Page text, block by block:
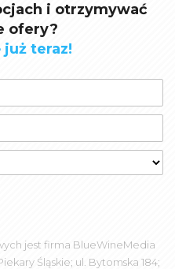
i otrzymywać
ofery?
już teraz!
jest firma BlueWineMedia
Śląskie; ul. Bytomska 184;